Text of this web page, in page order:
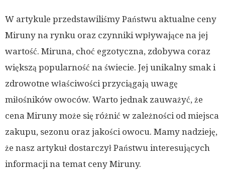
W artykule przedstawiliśmy Państwu aktualne ceny
Miruny na rynku oraz czynniki wpływające na jej
wartość. Miruna, choć egzotyczna, zdobywa coraz
większą popularność na świecie. Jej unikalny smak i
zdrowotne właściwości przyciągają uwagę
miłośników owoców. Warto jednak zauważyć, że
cena Miruny może się różnić w zależności od miejsca
zakupu, sezonu oraz jakości owocu. Mamy nadzieję,
że nasz artykuł dostarczył Państwu interesujących
informacji na temat ceny Miruny.